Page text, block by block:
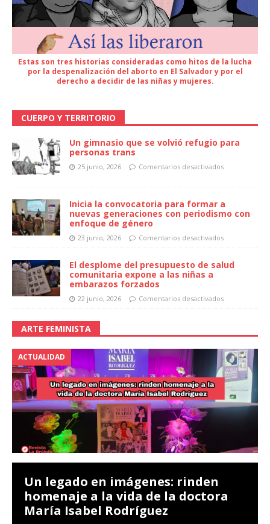
Estas son tres historias consideradas como hitos de la lucha
por la despenalización del aborto en El Salvador y por el
derecho a decidir de las niñas y mujeres.
CUERPO Y TERRITORIO
Un gimnasio que se volvió refugio para
personas trans
25 junio, 2026 Comentarios desactivados
Inicia la convocatoria para formar a
nuevas generaciones con periodismo con
enfoque de género
23 junio, 2026 Comentarios desactivados
El desplome del presupuesto de salud
comunitaria expone a las niñas a
embarazos forzados
22 junio, 2026 Comentarios desactivados
ARTE FEMINISTA
ACTUALIDAD
Un legado en imágenes: rinden
homenaje a la vida de la doctora
María Isabel Rodríguez